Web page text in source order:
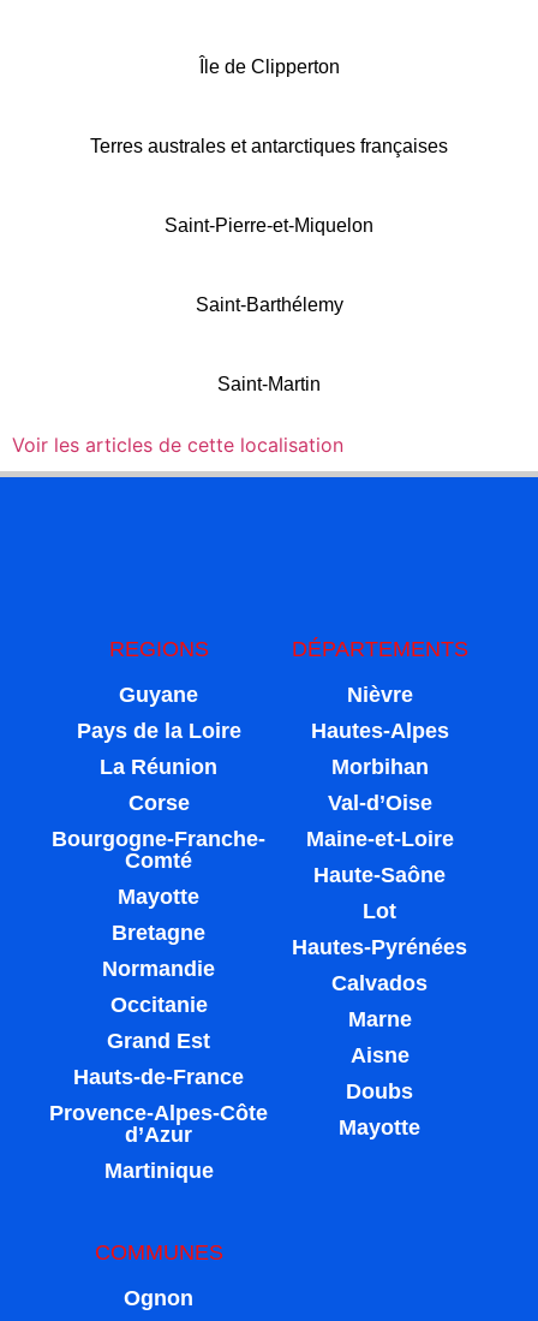
Île de Clipperton
Terres australes et antarctiques françaises
Saint-Pierre-et-Miquelon
Saint-Barthélemy
Saint-Martin
Voir les articles de cette localisation
REGIONS
Guyane
Pays de la Loire
La Réunion
Corse
Bourgogne-Franche-
Comté
Mayotte
Bretagne
Normandie
Occitanie
Grand Est
Hauts-de-France
Provence-Alpes-Côte
d’Azur
Martinique
DÉPARTEMENTS
Nièvre
Hautes-Alpes
Morbihan
Val-d’Oise
Maine-et-Loire
Haute-Saône
Lot
Hautes-Pyrénées
Calvados
Marne
Aisne
Doubs
Mayotte
COMMUNES
Ognon